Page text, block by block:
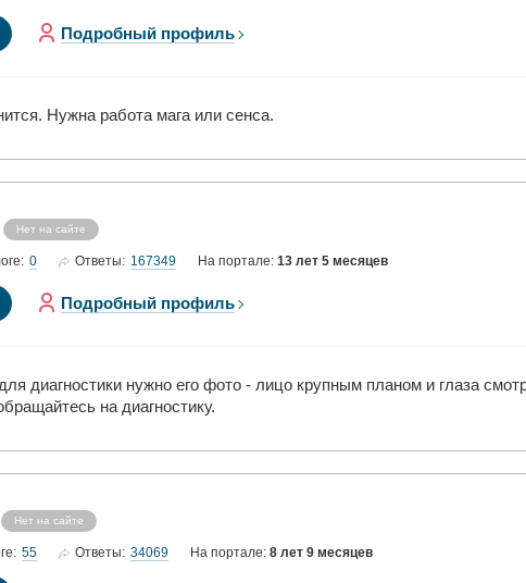
Подробный профиль
Нужна работа мага или сенса.
Нет на сайте
0 Ответы: 167349 На портале: 13 лет 5 месяцев
Подробный профиль
диагностики нужно его фото - лицо крупным планом и глаза
на диагностику.
Нет на сайте
55 Ответы: 34069 На портале: 8 лет 9 месяцев